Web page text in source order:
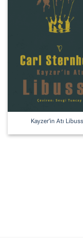
Kayzer’in Atı